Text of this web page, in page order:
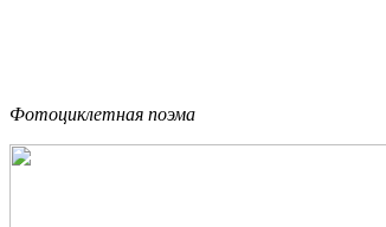
Фотоциклетная поэма